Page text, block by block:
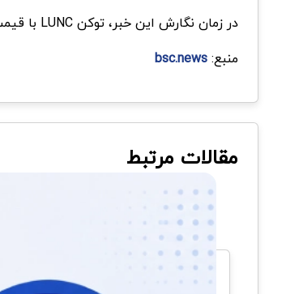
در زمان نگارش این خبر، توکن LUNC با قیمت 0.0001744 دلار در بازار معامله می‌شود. این توکن در 24 ساعت گذشته حدود 4 درصد کاهش یافته است.
منبع:bsc.news
مقالات مرتبط